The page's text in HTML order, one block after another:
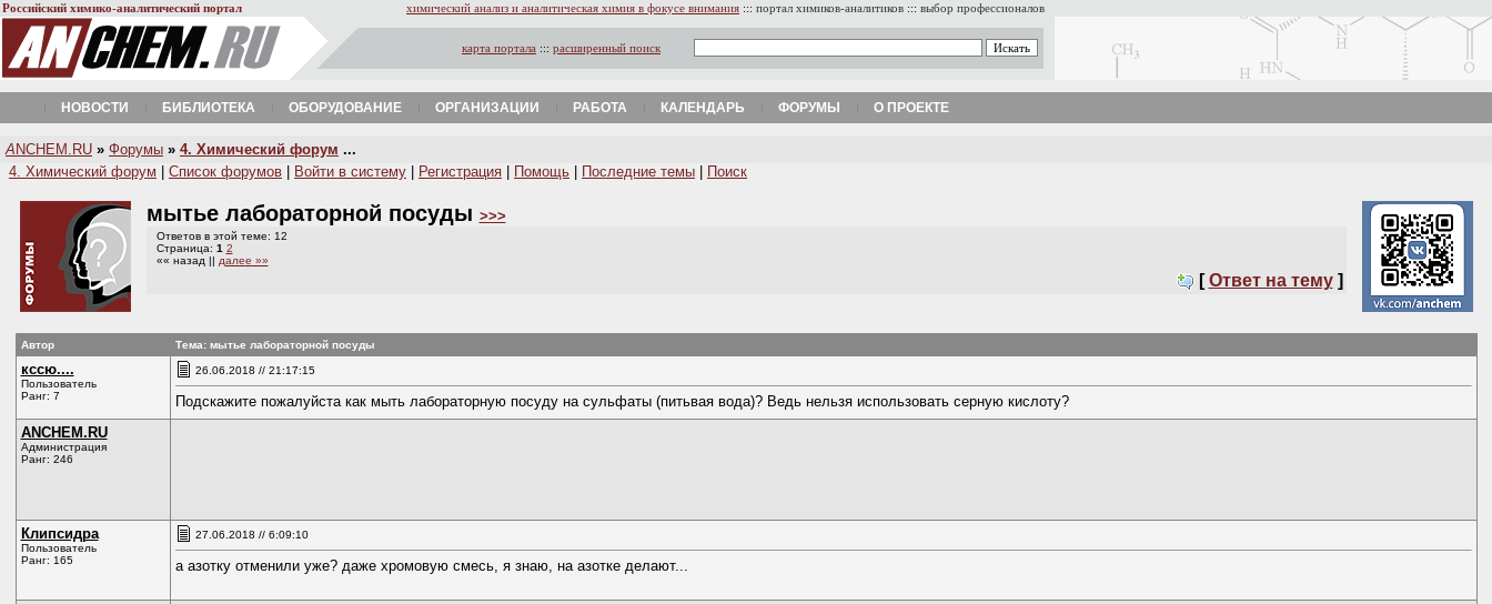
Российский химико-аналитический портал химический анализ и аналитическая химия в фокусе внимания ::: портал химиков-аналитиков ::: выбор профессионалов
карта портала ::: расширенный поиск
НОВОСТИ БИБЛИОТЕКА ОБОРУДОВАНИЕ ОРГАНИЗАЦИИ РАБОТА КАЛЕНДАРЬ ФОРУМЫ О ПРОЕКТЕ
A NCHEM.RU » Форумы » 4. Химический форум ...
4. Химический форум
Список форумов Войти в систему Регистрация Помощь Последние темы Поиск
мытье лабораторной посуды >>>
Ответов в этой теме: 12
Страница: 1 2
«« назад || далее »»
[ Ответ на тему ]
Автор Тема: мытье лабораторной посуды
кссю....
Пользователь
Ранг: 7
26.06.2018 // 21:17:15
Подскажите пожалуйста как мыть лабораторную посуду на сульфаты (питьвая вода)? Ведь нельзя использовать серную кислоту?
ANCHEM.RU
Администрация
Ранг: 246
Клипсидра
Пользователь
Ранг: 165
27.06.2018 // 6:09:10
а азотку отменили уже? даже хромовую смесь, я знаю, на азотке делают...